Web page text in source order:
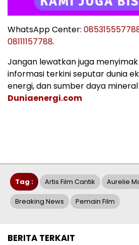
WhatsApp Center:
08111157788.
Jangan lewatkan juga
informasi terkini seputar dunia
energi, dan sumber daya
Duniaenergi.com
Tag : Artis Film Cantik Aurelie
Breaking News Pemain Film
BERITA TERKAIT